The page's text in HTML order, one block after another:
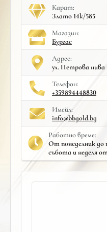
Карат:
Злато 14к/585
Mагазин:
Бургас
Адрес:
ул. Петрова нива
Телефон:
+359894448830
Имейл:
info@bbgold.bg
Работно време:
От понеделник до
събота и неделя